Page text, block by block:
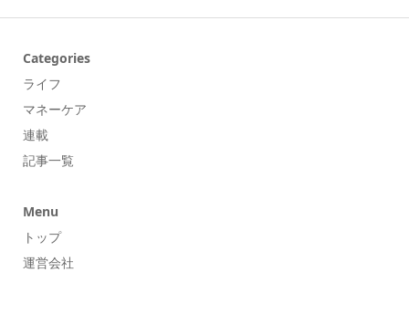
Categories
ライフ
マネーケア
連載
記事一覧
Menu
トップ
運営会社